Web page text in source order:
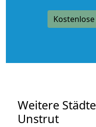
Weitere
Unstrut